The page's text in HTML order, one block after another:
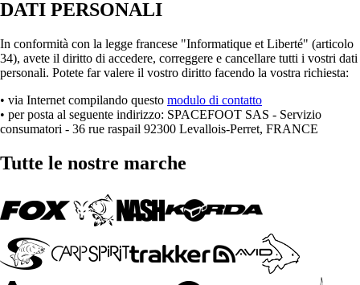
DATI PERSONALI
In conformità con la legge francese "Informatique et Liberté" (articolo
34), avete il diritto di accedere, correggere e cancellare tutti i vostri dati
personali. Potete far valere il vostro diritto facendo la vostra richiesta:
• via Internet compilando questo modulo di contatto
• per posta al seguente indirizzo: SPACEFOOT SAS - Servizio
consumatori - 36 rue raspail 92300 Levallois-Perret, FRANCE
Tutte le nostre marche